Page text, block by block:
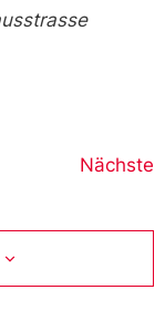
Nächste